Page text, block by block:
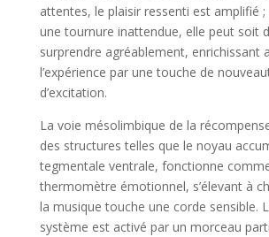
attentes, le plaisir ressenti est amplifié ;
une tournure inattendue, elle peut soit
surprendre agréablement, enrichissant
l’expérience par une touche de
d’excitation.
La voie mésolimbique de la
des structures telles que le noyau
tegmentale ventrale, fonctionne
thermomètre émotionnel, s’élevant à
la musique touche une corde sensible.
système est activé par un morceau